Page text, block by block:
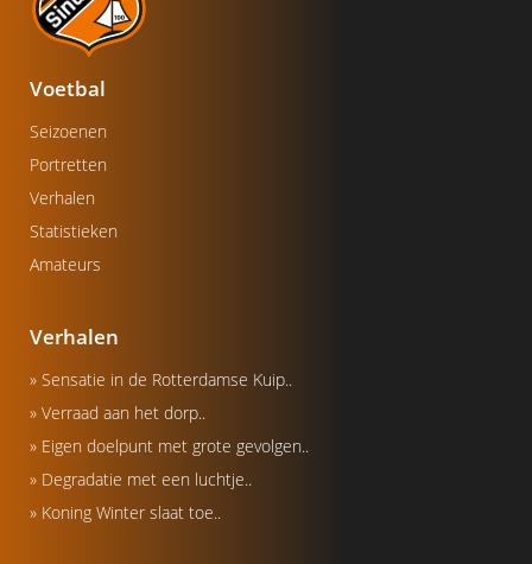
Voetbal
Seizoenen
Portretten
Verhalen
Statistieken
Amateurs
Verhalen
» Sensatie in de Rotterdamse Kuip..
» Verraad aan het dorp..
» Eigen doelpunt met grote gevolgen..
» Degradatie met een luchtje..
» Koning Winter slaat toe..